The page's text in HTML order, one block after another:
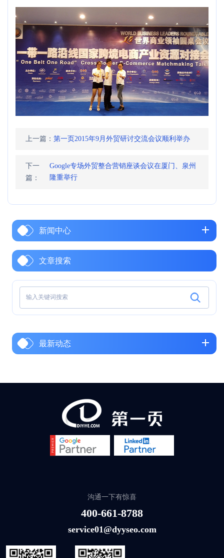
上一篇： 第一页2015年9月外贸研讨交流会议顺利举办
下一
篇：
Google专场外贸整合营销座谈会议在厦门、泉州
隆重举行
新闻中心
文章搜索
最新动态
沟通一下有惊喜
400-661-8788
service01@dyyseo.com